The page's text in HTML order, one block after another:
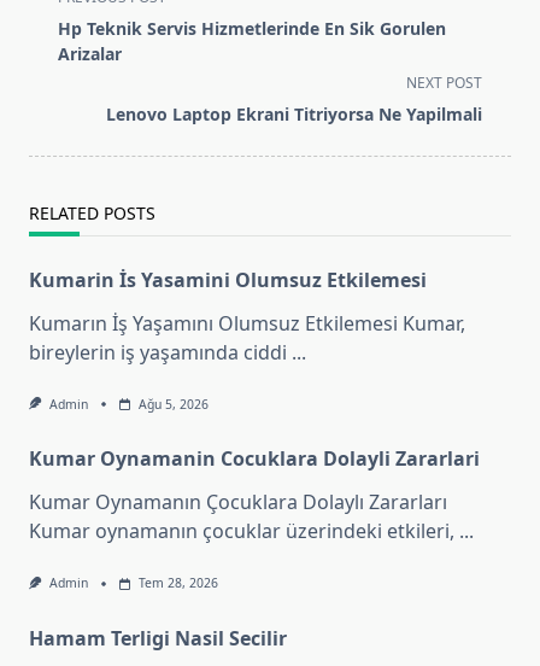
class="nav-
subtitle
Hp Teknik Servis Hizmetlerinde En Sik Gorulen
Arizalar
NEXT POST
Lenovo Laptop Ekrani Titriyorsa Ne Yapilmali
RELATED POSTS
Kumarin İs Yasamini Olumsuz Etkilemesi
Kumarın İş Yaşamını Olumsuz Etkilemesi Kumar,
bireylerin iş yaşamında ciddi ...
Admin Ağu 5, 2026
Kumar Oynamanin Cocuklara Dolayli Zararlari
Kumar Oynamanın Çocuklara Dolaylı Zararları
Kumar oynamanın çocuklar üzerindeki etkileri, ...
Admin Tem 28, 2026
Hamam Terligi Nasil Secilir